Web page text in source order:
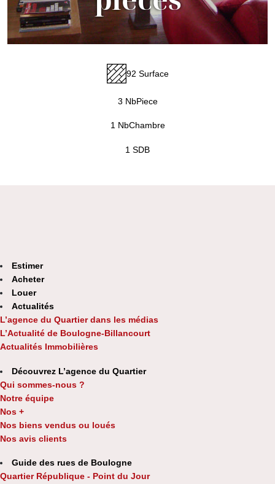
92 Surface
3 NbPiece
1 NbChambre
1 SDB
Estimer
Acheter
Louer
Actualités
L’agence du Quartier dans les médias
L’Actualité de Boulogne-Billancourt
Actualités Immobilières
Découvrez L’agence du Quartier
Qui sommes-nous ?
Notre équipe
Nos +
Nos biens vendus ou loués
Nos avis clients
Guide des rues de Boulogne
Quartier République - Point du Jour